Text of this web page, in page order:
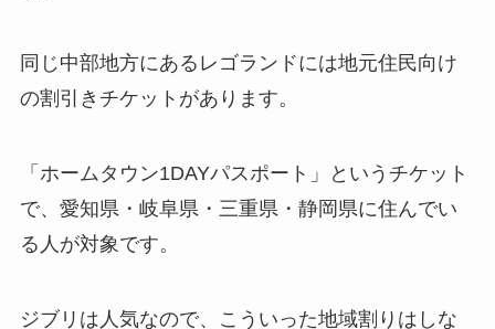
同じ中部地方にあるレゴランドには地元住民向け
の割引きチケットがあります。
「ホームタウン1DAYパスポート」というチケット
で、愛知県・岐阜県・三重県・静岡県に住んでい
る人が対象です。
ジブリは人気なので、こういった地域割りはしな